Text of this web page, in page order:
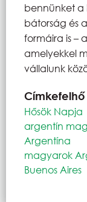
bennünket a
bátorság és
formáira is –
amelyekkel
vállalunk
Címkefelhő
Hősök Napja
argentín
Argentína
magyarok
Buenos Aires